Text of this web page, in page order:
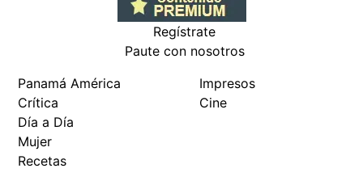
Regístrate
Paute con nosotros
Panamá América
Crítica
Día a Día
Mujer
Recetas
Impresos
Cine